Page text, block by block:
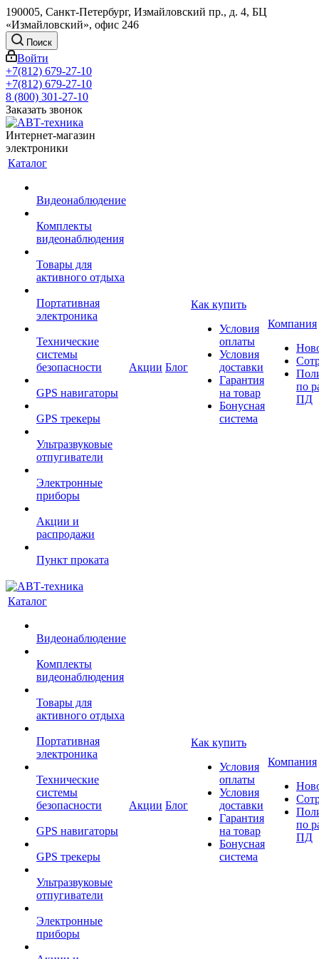
190005, Санкт-Петербург, Измайловский пр., д. 4, БЦ
«Измайловский», офис 246
Поиск
Войти
+7(812) 679-27-10
+7(812) 679-27-10
8 (800) 301-27-10
Заказать звонок
Интернет-магазин
электроники
Каталог
Видеонаблюдение
Комплекты
видеонаблюдения
Товары для
активного отдыха
Портативная
электроника
Технические
системы
безопасности
GPS навигаторы
GPS трекеры
Ультразвуковые
отпугиватели
Электронные
приборы
Акции и
распродажи
Пункт проката
Акции Блог
Как купить
Условия
оплаты
Условия
доставки
Гарантия
на товар
Бонусная
система
Компания
по
ПД
Каталог
Видеонаблюдение
Комплекты
видеонаблюдения
Товары для
активного отдыха
Портативная
электроника
Технические
системы
безопасности
GPS навигаторы
GPS трекеры
Ультразвуковые
отпугиватели
Электронные
приборы
Акции Блог
Как купить
Условия
оплаты
Условия
доставки
Гарантия
на товар
Бонусная
система
Компания
по
ПД